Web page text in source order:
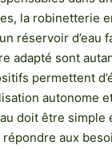
la robinetterie
réservoir d’eau
adapté sont
permettent
autonome
doit être
aux